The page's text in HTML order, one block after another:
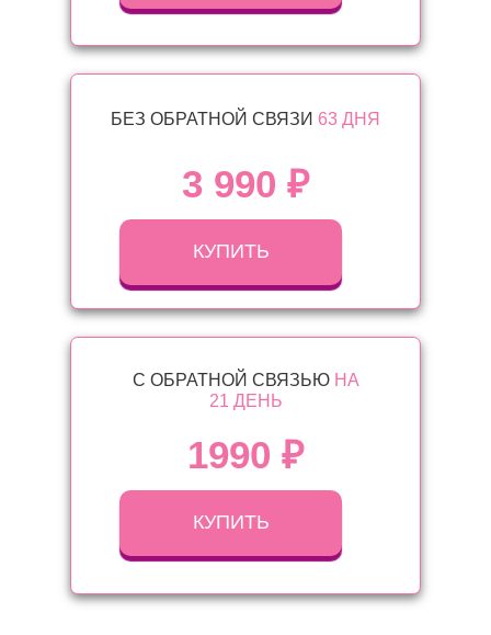
КУПИТЬ
3 990 ₽
БЕЗ ОБРАТНОЙ СВЯЗИ 63 ДНЯ
1990 ₽
КУПИТЬ
С ОБРАТНОЙ СВЯЗЬЮ НА
21 ДЕНЬ